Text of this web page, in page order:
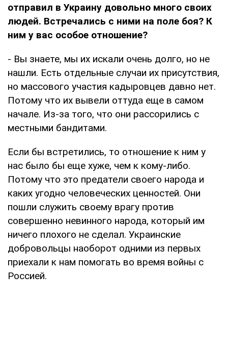
отправил в Украину довольно много своих
людей. Встречались с ними на поле боя? К
ним у вас особое отношение?
- Вы знаете, мы их искали очень долго, но не
нашли. Есть отдельные случаи их присутствия,
но массового участия кадыровцев давно нет.
Потому что их вывели оттуда еще в самом
начале. Из-за того, что они рассорились с
местными бандитами.
Если бы встретились, то отношение к ним у
нас было бы еще хуже, чем к кому-либо.
Потому что это предатели своего народа и
каких угодно человеческих ценностей. Они
пошли служить своему врагу против
совершенно невинного народа, который им
ничего плохого не сделал. Украинские
добровольцы наоборот одними из первых
приехали к нам помогать во время войны с
Россией.